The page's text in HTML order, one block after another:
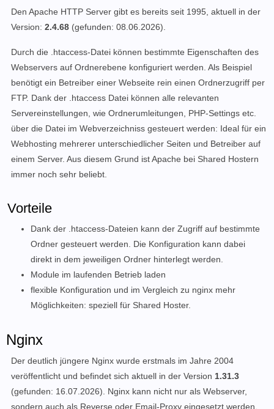
Den Apache HTTP Server gibt es bereits seit 1995, aktuell in der
Version: 2.4.68 (gefunden: 08.06.2026).
Durch die .htaccess-Datei können bestimmte Eigenschaften des
Webservers auf Ordnerebene konfiguriert werden. Als Beispiel
benötigt ein Betreiber einer Webseite rein einen Ordnerzugriff per
FTP. Dank der .htaccess Datei können alle relevanten
Servereinstellungen, wie Ordnerumleitungen, PHP-Settings etc.
über die Datei im Webverzeichniss gesteuert werden: Ideal für ein
Webhosting mehrerer unterschiedlicher Seiten und Betreiber auf
einem Server. Aus diesem Grund ist Apache bei Shared Hostern
immer noch sehr beliebt.
Vorteile
Dank der .htaccess-Dateien kann der Zugriff auf bestimmte
Ordner gesteuert werden. Die Konfiguration kann dabei
direkt in dem jeweiligen Ordner hinterlegt werden.
Module im laufenden Betrieb laden
flexible Konfiguration und im Vergleich zu nginx mehr
Möglichkeiten: speziell für Shared Hoster.
Nginx
Der deutlich jüngere Nginx wurde erstmals im Jahre 2004
veröffentlicht und befindet sich aktuell in der Version 1.31.3
(gefunden: 16.07.2026). Nginx kann nicht nur als Webserver,
sondern auch als Reverse oder Email-Proxy eingesetzt werden.